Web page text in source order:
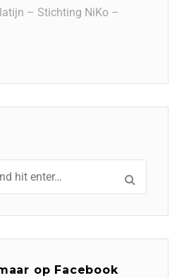
– Stichting NiKo –
op Facebook